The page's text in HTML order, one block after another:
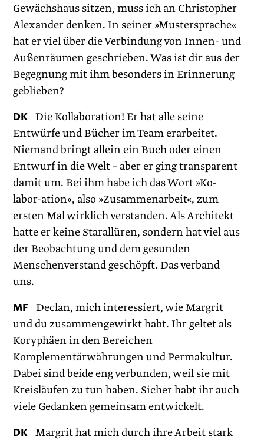
Gewächshaus sitzen, muss ich an Christopher
Alexander denken. In seiner »Mustersprache«
hat er viel über die Verbindung von Innen- und
Außenräumen geschrieben. Was ist dir aus der
Begegnung mit ihm besonders in Erinnerung
geblieben?
DK Die Kollaboration! Er hat alle seine
Entwürfe und Bücher im Team erarbeitet.
Niemand bringt allein ein Buch oder einen
Entwurf in die Welt – aber er ging transparent
damit um. Bei ihm habe ich das Wort »Ko-
labor-ation«, also »Zusammenarbeit«, zum
ersten Mal wirklich verstanden. Als Architekt
hatte er keine Starallüren, sondern hat viel aus
der Beobachtung und dem gesunden
Menschenverstand geschöpft. Das verband
uns.
MF Declan, mich interessiert, wie Margrit
und du zusammengewirkt habt. Ihr geltet als
Koryphäen in den Bereichen
Komplementärwährungen und Permakultur.
Dabei sind beide eng verbunden, weil sie mit
Kreisläufen zu tun haben. Sicher habt ihr auch
viele Gedanken gemeinsam entwickelt.
DK Margrit hat mich durch ihre Arbeit stark